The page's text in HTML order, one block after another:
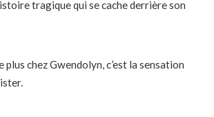
tragique qui se cache derrière son
plus chez Gwendolyn, c’est la sensation